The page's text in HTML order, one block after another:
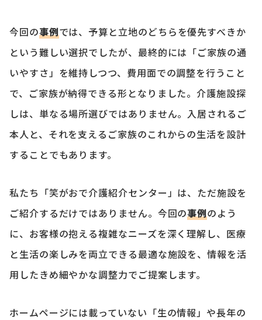
今回の事例では、予算と立地のどちらを優先すべきか
という難しい選択でしたが、最終的には「ご家族の通
いやすさ」を維持しつつ、費用面での調整を行うこと
で、ご家族が納得できる形となりました。介護施設探
しは、単なる場所選びではありません。入居されるご
本人と、それを支えるご家族のこれからの生活を設計
することでもあります。
私たち「笑がおで介護紹介センター」は、ただ施設を
ご紹介するだけではありません。今回の事例のよう
に、お客様の抱える複雑なニーズを深く理解し、医療
と生活の楽しみを両立できる最適な施設を、情報を活
用したきめ細やかな調整力でご提案します。
ホームページには載っていない「生の情報」や長年の